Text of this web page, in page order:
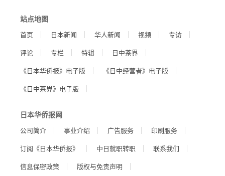
站点地图
首页 日本新闻 华人新闻 视频
专访
评论
专栏 特辑
日中茶界
《日本华侨报》电子版
《日中经营者》电子版
《日中茶界》电子版
日本华侨报网
公司简介 事业介绍 广告服务
印刷服务
订阅《日本华侨报》
中日就职转职
联系我们
信息保密政策
版权与免责声明